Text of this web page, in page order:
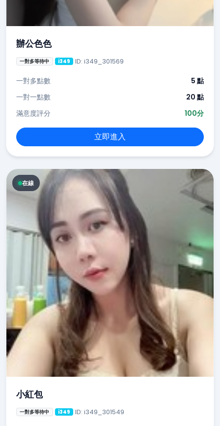
辦公色色
一對多等待中 i349 ID: i349_301569
一對多點數
5 點
一對一點數
20 點
滿意度評分
100分
立即進入
在線
小紅包
一對多等待中 i349 ID: i349_301549